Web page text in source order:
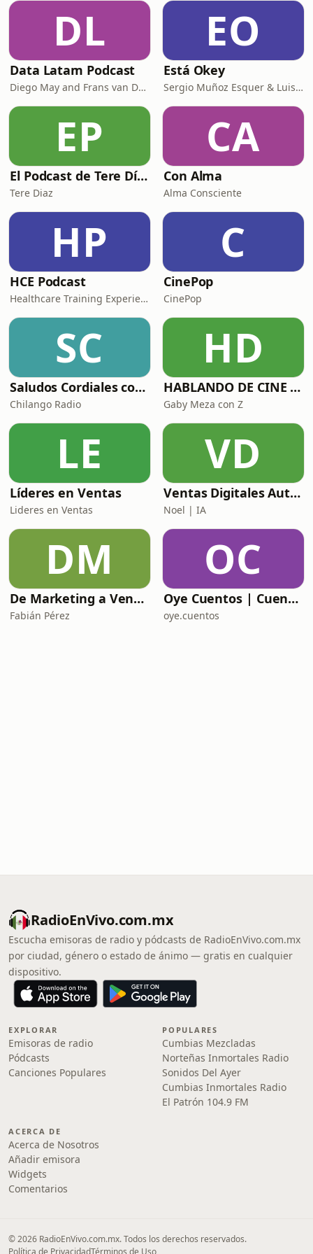
esto podía venir, las redadas
empezaron desde enero. Uno de
estos grupos es Unión del Barrio, que
de
DL
Data Latam Podcast
Diego May and Frans van Dunné
EO
Está Okey
Sergio Muñoz Esquer & Luisa Fernanda Perez
EP
El Podcast de Tere Díaz
Tere Diaz
CA
Con Alma
Alma Consciente
HP
HCE Podcast
Healthcare Training Experience
C
CinePop
CinePop
SC
Saludos Cordiales con Gaby Meza
Chilango Radio
HD
HABLANDO DE CINE CON
Gaby Meza con Z
LE
Líderes en Ventas
Lideres en Ventas
VD
Ventas Digitales Automotrices: De BDC a DCA
Noel | IA
DM
De Marketing a Ventas
Fabián Pérez
OC
Oye Cuentos | Cuentos Infantiles que conectan con la imaginación.
oye.cuentos
RadioEnVivo.com.mx
Escucha emisoras de radio y pódcasts de RadioEnVivo.com.mx
por ciudad, género o estado de ánimo — gratis en cualquier
dispositivo.
EXPLORAR
Emisoras de radio
Pódcasts
Canciones Populares
POPULARES
Cumbias Mezcladas
Norteñas Inmortales Radio
Sonidos Del Ayer
Cumbias Inmortales Radio
El Patrón 104.9 FM
ACERCA DE
Acerca de Nosotros
Añadir emisora
Widgets
Comentarios
© 2026 RadioEnVivo.com.mx. Todos los derechos reservados.
Política de PrivacidadTérminos de Uso